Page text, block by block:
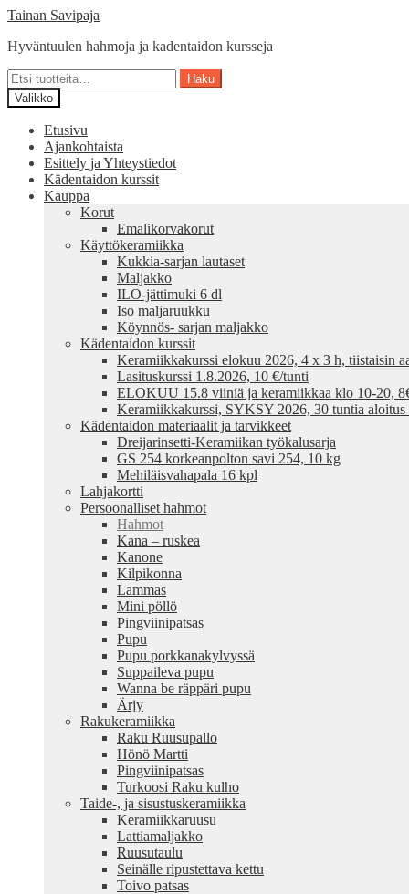
Siirry
Siirry
Tainan Savipaja
Hyväntuulen hahmoja ja kadentaidon kursseja
Etsi:
Haku
Valikko
Etusivu
Ajankohtaista
Esittely ja Yhteystiedot
Kädentaidon kurssit
Kauppa
Korut
Emalikorvakorut
Käyttökeramiikka
Kukkia-sarjan lautaset
Maljakko
ILO-jättimuki 6 dl
Iso maljaruukku
Köynnös- sarjan maljakko
Kädentaidon kurssit
Keramiikkakurssi elokuu 2026, 4 x 3 h, tiistaisin
Lasituskurssi 1.8.2026, 10 €/tunti
ELOKUU 15.8 viiniä ja keramiikkaa klo 10-20,
Keramiikkakurssi, SYKSY 2026, 30 tuntia aloitus
Kädentaidon materiaalit ja tarvikkeet
Dreijarinsetti-Keramiikan työkalusarja
GS 254 korkeanpolton savi 254, 10 kg
Mehiläisvahapala 16 kpl
Lahjakortti
Persoonalliset hahmot
Hahmot
Kana – ruskea
Kanone
Kilpikonna
Lammas
Mini pöllö
Pingviinipatsas
Pupu
Pupu porkkanakylvyssä
Suppaileva pupu
Wanna be räppäri pupu
Ärjy
Rakukeramiikka
Raku Ruusupallo
Hönö Martti
Pingviinipatsas
Turkoosi Raku kulho
Taide-, ja sisustuskeramiikka
Keramiikkaruusu
Lattiamaljakko
Ruusutaulu
Seinälle ripustettava kettu
Toivo patsas